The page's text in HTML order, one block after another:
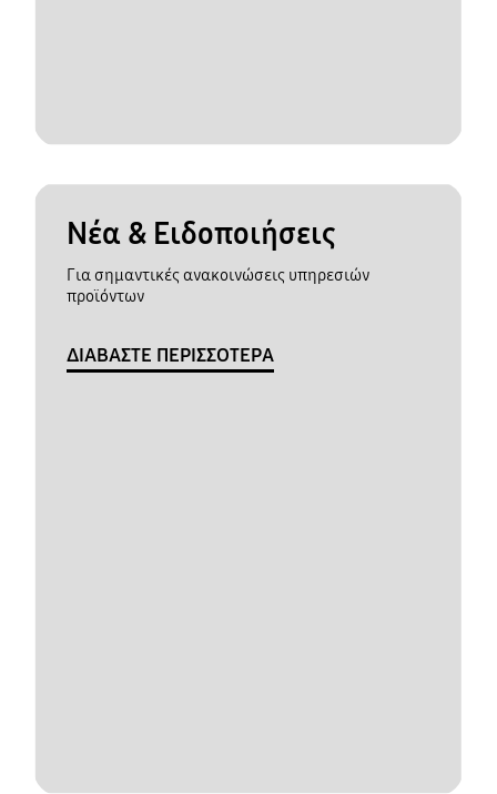
Νέα & Ειδοποιήσεις
Για σημαντικές ανακοινώσεις υπηρεσιών
προϊόντων
ΔΙΑΒΑΣΤΕ ΠΕΡΙΣΣΟΤΕΡΑ